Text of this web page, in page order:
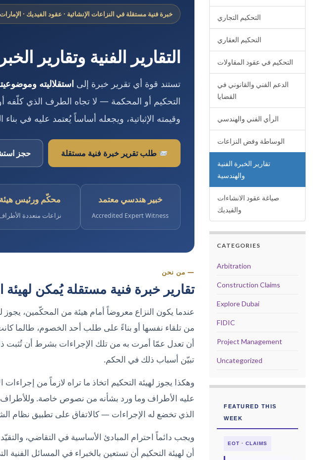
خبرة فنية مستقلة في النزاعات الإنشائية · عقود الفيديك ·
التقارير الفنية وتقارير
تستند قوة أي تقرير خبرة إلى استقلاليته
التحكيم أو المحكمة — لا تجاه الطرف الذي كلّفه أو
وقيمته الإثباتية، ويجعله أساساً يُعتمد عليه في بناء
طلب تقرير خبرة فنية مستقلة حجز
خبير هندسي معتمد
Accredited Expert Witness
محكّم ورئيس هيئة
نزاعات متعددة
— من نحن
تقارير خبرة فنية مستقلة يُمكن لهيئة
عندما يكون النزاع معروضاً أمام هيئة من المحكّمين، يجوز
من تلقاء نفسها أو بناءً على طلب أحد الخصوم، طالما كانت
أن تعدل عمّا أمرت به من تلك الإجراءات بشرط أن تُثبت
تبيّن أسباب ذلك في الحكم.
وهكذا يجوز لهيئة التحكيم اتخاذ ما تراه لازماً من
عليه الأطراف وما ورد بشأنه من نصوص خاصة. وللأطراف
الذي تخضع له الإجراءات — كالاتفاق على تطبيق نظام
ويجب دائماً احترام المبادئ الأساسية في التقاضي،
أن لهيئة التحكيم أن تستعين بالخبراء في المسائل الفنية
التحكيم التجاري
التحكيم العقاري
التحكيم في عقود المقاولات
الدعم الفني والقانوني في
القضايا
الرأي الفني والهندسي
الوساطة وفض النزاعات
تقارير الخبرة الفنية
والهندسية
صياغة عقود الانشاءات
والفيديك
CATEGORIES
Arbitration
Construction Claims
Explore Dubai
FIDIC
Project Management
Uncategorized
FEATURED THIS
WEEK
EOT · CLAIMS